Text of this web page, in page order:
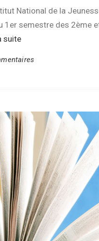
National de la
1er semestre des 2ème
suite